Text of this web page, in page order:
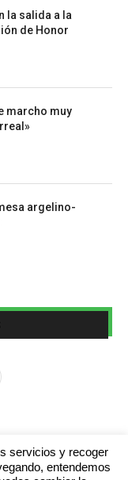
la salida a la
de Honor
marcho muy
argelino-
servicios y recoger
entendemos